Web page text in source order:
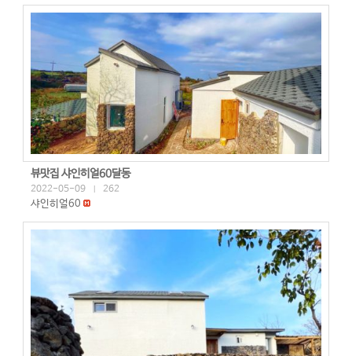
뷰맛집 샤인히얼60달동
2022-05-09 262
샤인히얼60